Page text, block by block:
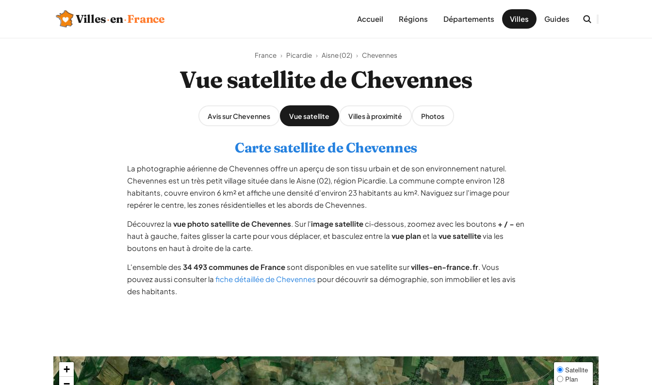
Villes·en·France Accueil Régions Départements Villes Guides
France › Picardie › Aisne (02) › Chevennes
Vue satellite de Chevennes
Avis sur Chevennes Vue satellite Villes à proximité Photos
Carte satellite de Chevennes
La photographie aérienne de Chevennes offre un aperçu de son tissu urbain et de son environnement naturel.
Chevennes est un très petit village située dans le Aisne (02), région Picardie. La commune compte environ 128
habitants, couvre environ 6 km² et affiche une densité d'environ 23 habitants au km². Naviguez sur l'image pour
repérer le centre, les zones résidentielles et les abords de Chevennes.
Découvrez la vue photo satellite de Chevennes. Sur l'image satelliteci-dessous, zoomez avec les boutons + / − en
haut à gauche, faites glisser la carte pour vous déplacer, et basculez entre la vue planet la vue satellitevia les
boutons en haut à droite de la carte.
L'ensemble des 34 493 communes de France sont disponibles en vue satellite survilles-en-france.fr. Vous
pouvez aussi consulter la fiche détaillée de Chevennes pour découvrir sa démographie, son immobilier et les avis
des habitants.
+
Satellite
Plan